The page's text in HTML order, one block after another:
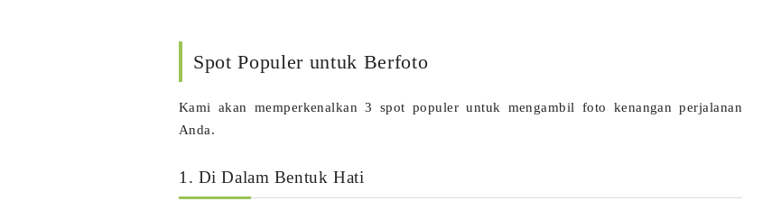
Spot Populer untuk Berfoto
Kami akan memperkenalkan 3 spot populer untuk mengambil foto kenangan perjalanan
Anda.
1. Di Dalam Bentuk Hati